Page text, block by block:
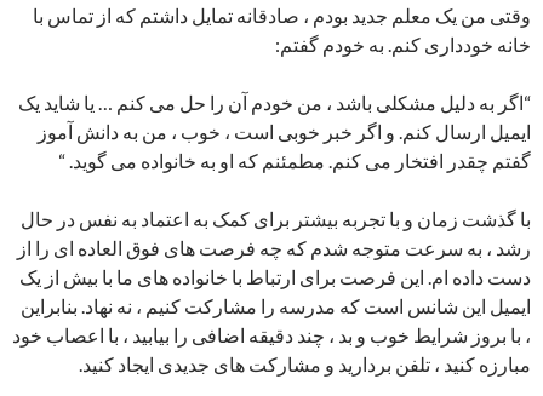
وقتی من یک معلم جدید بودم ، صادقانه تمایل داشتم که از تماس با
خانه خودداری کنم. به خودم گفتم:
“اگر به دلیل مشکلی باشد ، من خودم آن را حل می کنم … یا شاید یک
ایمیل ارسال کنم. و اگر خبر خوبی است ، خوب ، من به دانش آموز
گفتم چقدر افتخار می کنم. مطمئنم که او به خانواده می گوید. “
با گذشت زمان و با تجربه بیشتر برای کمک به اعتماد به نفس در حال
رشد ، به سرعت متوجه شدم که چه فرصت های فوق العاده ای را از
دست داده ام. این فرصت برای ارتباط با خانواده های ما با بیش از یک
ایمیل این شانس است که مدرسه را مشارکت کنیم ، نه نهاد. بنابراین
، با بروز شرایط خوب و بد ، چند دقیقه اضافی را بیابید ، با اعصاب خود
مبارزه کنید ، تلفن بردارید و مشارکت های جدیدی ایجاد کنید.